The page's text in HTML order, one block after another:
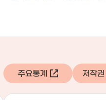
주요통계 저작